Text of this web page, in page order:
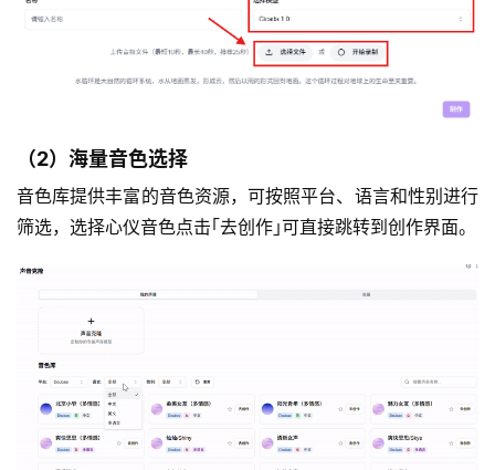
（2）海量音色选择
音色库提供丰富的音色资源，可按照平台、语言和性别进行
筛选，选择心仪音色点击｢去创作｣可直接跳转到创作界面。